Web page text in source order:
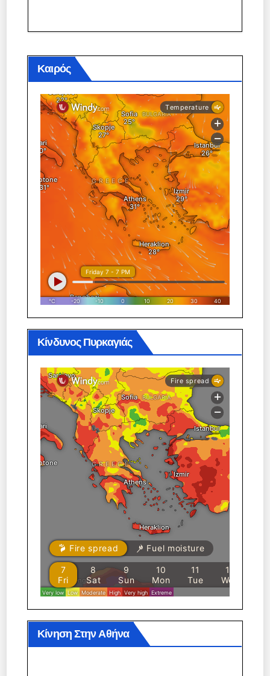
Καιρός
Κίνδυνος Πυρκαγιάς
Κίνηση Στην Αθήνα